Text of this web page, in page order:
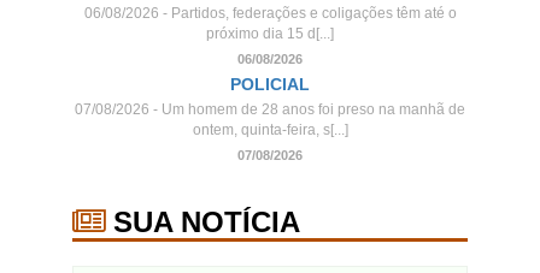
06/08/2026 - Partidos, federações e coligações têm até o
próximo dia 15 d[...]
06/08/2026
POLICIAL
07/08/2026 - Um homem de 28 anos foi preso na manhã de
ontem, quinta-feira, s[...]
07/08/2026
SUA NOTÍCIA